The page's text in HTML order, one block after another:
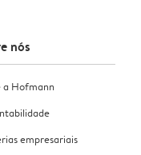
nós
a Hofmann
empresariais